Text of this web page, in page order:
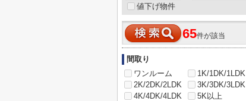
値下げ物件
65件が該当
間取り
ワンルーム
1K/1DK/1LDK
2K/2DK/2LDK
3K/3DK/3LDK
4K/4DK/4LDK
5K以上